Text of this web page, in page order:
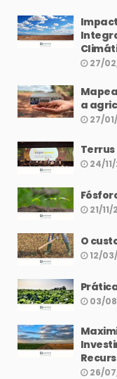
27/
a
27/
24/
21/11/
O
12/
03/
26/